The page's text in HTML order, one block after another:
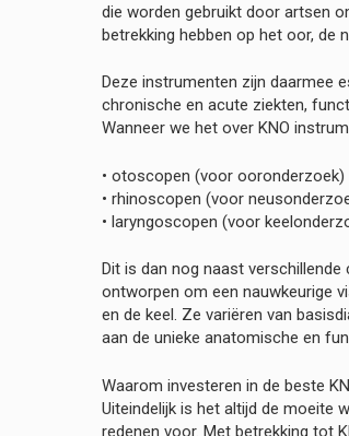
die worden gebruikt door artsen
betrekking hebben op het oor, de
Deze instrumenten zijn daarmee
chronische en acute ziekten,
Wanneer we het over KNO
• otoscopen (voor ooronderzoek)
• rhinoscopen (voor
• laryngoscopen (voor
Dit is dan nog naast
ontworpen om een nauwkeurige
en de keel. Ze variëren van
aan de unieke anatomische en
Waarom investeren in de beste
Uiteindelijk is het altijd de moeite
redenen voor. Met betrekking tot